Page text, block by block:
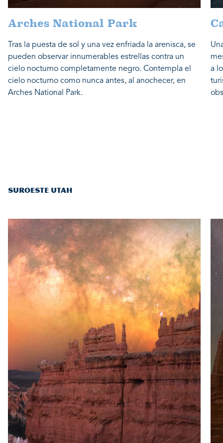
Arches National Park
Tras la puesta de sol y una vez enfriada la arenisca, se
pueden observar innumerables estrellas contra un
cielo nocturno completamente negro. Contempla el
cielo nocturno como nunca antes, al anochecer, en
Arches National Park.
a
SUROESTE UTAH